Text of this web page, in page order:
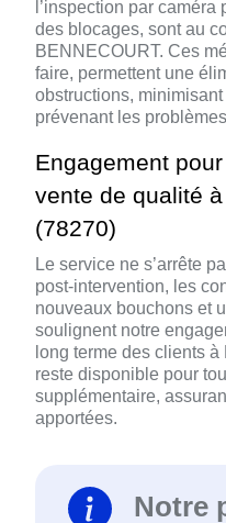
l’inspection par
des blocages, sont au
BENNECOURT. Ces
faire, permettent une
obstructions,
prévenant les
Engagement
vente de qualité
(78270)
Le service ne s’arrête
post-intervention, les
nouveaux bouchons et
soulignent notre
long terme des clients
reste disponible pour
supplémentaire,
apportées.
Notre